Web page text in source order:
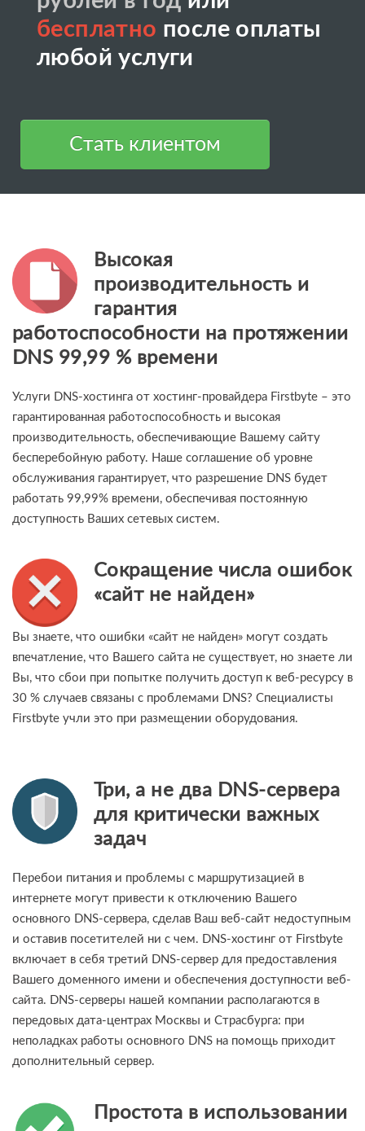
бесплатно после оплаты
любой услуги
Cтать клиентом
Высокая
производительность и
гарантия
работоспособности на протяжении
DNS 99,99 % времени
Услуги DNS-хостинга от хостинг-провайдера Firstbyte – это
гарантированная работоспособность и высокая
производительность, обеспечивающие Вашему сайту
бесперебойную работу. Наше соглашение об уровне
обслуживания гарантирует, что разрешение DNS будет
работать 99,99% времени, обеспечивая постоянную
доступность Ваших сетевых систем.
Сокращение числа ошибок
«сайт не найден»
Вы знаете, что ошибки «сайт не найден» могут создать
впечатление, что Вашего сайта не существует, но знаете ли
Вы, что сбои при попытке получить доступ к веб-ресурсу в
30 % случаев связаны с проблемами DNS? Специалисты
Firstbyte учли это при размещении оборудования.
Три, а не два DNS-сервера
для критически важных
задач
Перебои питания и проблемы с маршрутизацией в
интернете могут привести к отключению Вашего
основного DNS-сервера, сделав Ваш веб-сайт недоступным
и оставив посетителей ни с чем. DNS-хостинг от Firstbyte
включает в себя третий DNS-сервер для предоставления
Вашего доменного имени и обеспечения доступности веб-
сайта. DNS-серверы нашей компании располагаются в
передовых дата-центрах Москвы и Страсбурга: при
неполадках работы основного DNS на помощь приходит
дополнительный сервер.
Простота в использовании